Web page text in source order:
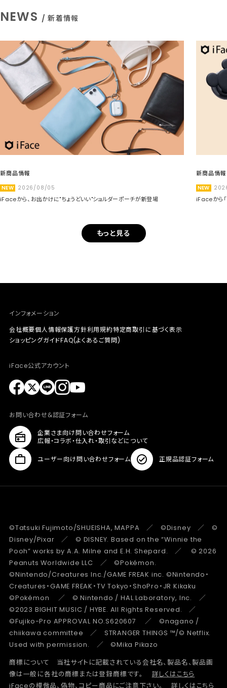
NEWS / 新着情報
新商品情報
NEW 2026/08/05
iFaceから、お出かけに"ちょうどいい"ショルダーポーチが新登場
新商品情報
NEW
iFaceから
もっと見る
インフォメーション
会社概要個人情報保護方針利用規約特定商取引に基づく表示
ショッピングガイドFAQ(よくあるご質問)
iFace公式アカウント
お問い合わせ&認証フォーム
企業さま向け問い合わせフォーム
広報・コラボ・仕入れ・取引などについて
ユーザー向け問い合わせフォーム 正規品認証フォーム
©Tatsuki Fujimoto/SHUEISHA, MAPPA ／ ©Disney ／ ©
Disney/Pixar ／ © DISNEY. Based on the “Winnie the
Pooh” works by A.A. Milne and E.H. Shepard. ／ © 2026
Peanuts Worldwide LLC ／ ©Pokémon.
©Nintendo/Creatures Inc./GAME FREAK inc. ©Nintendo・
Creatures・GAME FREAK・TV Tokyo・ShoPro・JR Kikaku
©Pokémon ／ © Nintendo / HAL Laboratory, Inc. ／
©2023 BIGHIT MUSIC / HYBE. All Rights Reserved. ／
©Fujiko-Pro APPROVAL NO.S620607 ／ ©nagano /
chiikawa committee ／ STRANGER THINGS ™/© Netflix.
Used with permission. ／ ©Mika Pikazo
商標について 当社サイトに記載されている会社名、製品名、製品画
像は一般に各社の商標または登録商標です。
詳しくはこちら
iFaceの模倣品、偽物、コピー商品にご注意下さい。
詳しくはこちら